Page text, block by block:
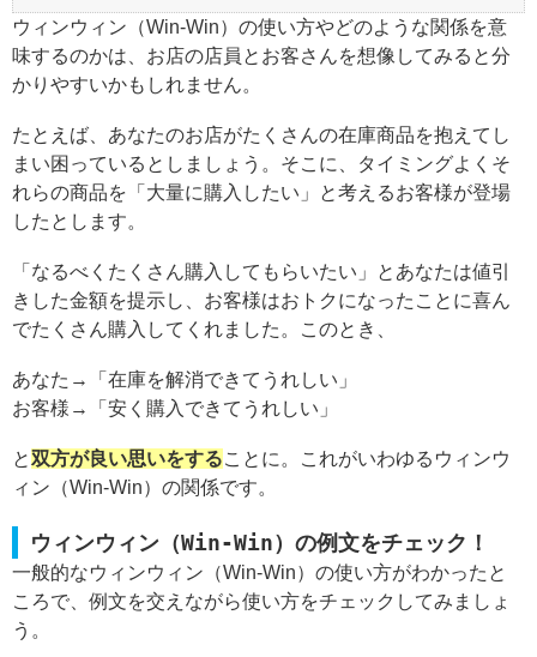
ウィンウィン（Win-Win）の使い方やどのような関係を意
味するのかは、お店の店員とお客さんを想像してみると分
かりやすいかもしれません。
たとえば、あなたのお店がたくさんの在庫商品を抱えてし
まい困っているとしましょう。そこに、タイミングよくそ
れらの商品を「大量に購入したい」と考えるお客様が登場
したとします。
「なるべくたくさん購入してもらいたい」とあなたは値引
きした金額を提示し、お客様はおトクになったことに喜ん
でたくさん購入してくれました。このとき、
あなた→「在庫を解消できてうれしい」
お客様→「安く購入できてうれしい」
と双方が良い思いをすることに。これがいわゆるウィンウ
ィン（Win-Win）の関係です。
ウィンウィン（Win-Win）の例文をチェック！
一般的なウィンウィン（Win-Win）の使い方がわかったと
ころで、例文を交えながら使い方をチェックしてみましょ
う。